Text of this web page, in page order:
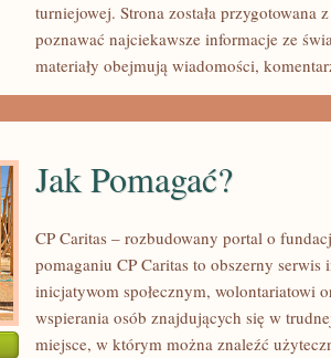
turniejowej. Strona została przygotowana
poznawać najciekawsze informacje ze
materiały obejmują wiadomości,
Jak Pomagać?
CP Caritas – rozbudowany portal o
pomaganiu CP Caritas to obszerny
inicjatywom społecznym, wolontariatowi
wspierania osób znajdujących się w
miejsce, w którym można znaleźć